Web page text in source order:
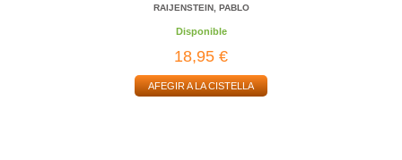
RAIJENSTEIN, PABLO
Disponible
18,95 €
AFEGIR A LA CISTELLA